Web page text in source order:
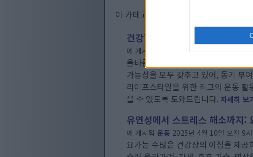
이 카테고리 및 하위 카테고리의 최신 게
건강한 라이프스타일을 위한 최
에 게시됨 2025년 8월 4일 오후 5시
올바른 운동 활동을 찾는 것은 건강
가능성을 모두 갖추고 있어, 동기 부
라이프스타일을 위한 최고의 운동
을 수 있도록 도와드립니다.자세히 보
유연성에서 스트레스 해소까지:
에 게시됨 운동 2025년 4월 10일 오전 9
요가는 수많은 건강상의 이점을 제